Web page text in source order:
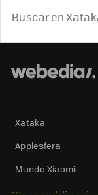
Xataka
Applesfera
Mundo Xiaomi